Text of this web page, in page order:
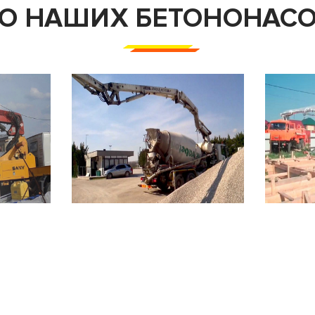
НАШИХ